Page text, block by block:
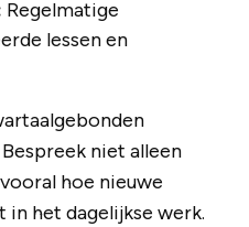
Regelmatige
lessen en
niet alleen
hoe nieuwe
het dagelijkse werk.